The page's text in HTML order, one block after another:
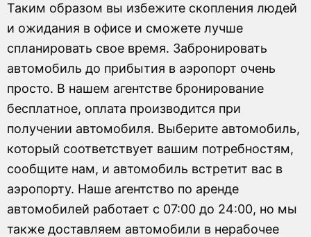
Таким образом вы избежите скопления людей
и ожидания в офисе и сможете лучше
спланировать свое время. Забронировать
автомобиль до прибытия в аэропорт очень
просто. В нашем агентстве бронирование
бесплатное, оплата производится при
получении автомобиля. Выберите автомобиль,
который соответствует вашим потребностям,
сообщите нам, и автомобиль встретит вас в
аэропорту. Наше агентство по аренде
автомобилей работает с 07:00 до 24:00, но мы
также доставляем автомобили в нерабочее